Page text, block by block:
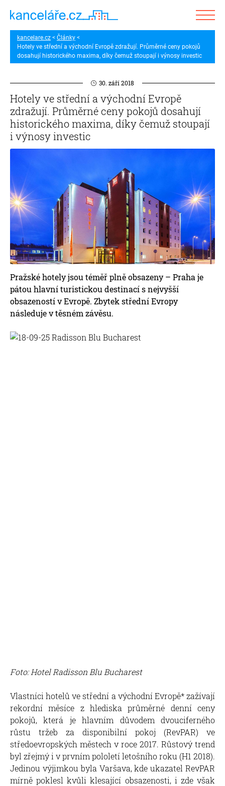
kancelare.cz
Články
Hotely ve střední a východní Evropě zdražují. Průměrné ceny pokojů
dosahují historického maxima, díky čemuž stoupají i výnosy investic
30. září 2018
Hotely ve střední a východní Evropě
zdražují. Průměrné ceny pokojů dosahují
historického maxima, díky čemuž stoupají
i výnosy investic
Pražské hotely jsou téměř plně obsazeny – Praha je
pátou hlavní turistickou destinací s nejvyšší
obsazeností v Evropě. Zbytek střední Evropy
následuje v těsném závěsu.
Foto: Hotel Radisson Blu Bucharest
Vlastníci hotelů ve střední a východní Evropě* zažívají
rekordní měsíce z hlediska průměrné denní ceny
pokojů, která je hlavním důvodem dvouciferného
růstu tržeb za disponibilní pokoj (RevPAR) ve
středoevropských městech v roce 2017. Růstový trend
byl zřejmý i v prvním pololetí letošního roku (H1 2018).
Jedinou výjimkou byla Varšava, kde ukazatel RevPAR
mírně poklesl kvůli klesající obsazenosti, i zde však